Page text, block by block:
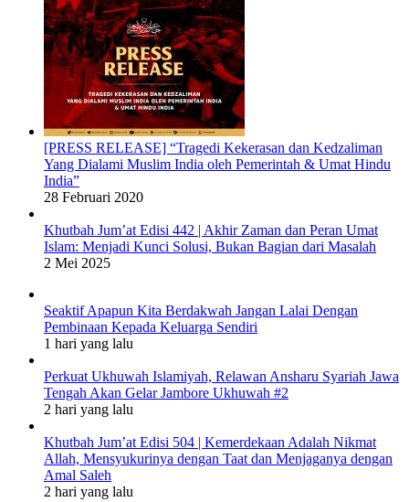
[PRESS RELEASE] “Tragedi Kekerasan dan Kedzaliman
Yang Dialami Muslim India oleh Pemerintah & Umat Hindu
India”
28 Februari 2020
Khutbah Jum’at Edisi 442 | Akhir Zaman dan Peran Umat
Islam: Menjadi Kunci Solusi, Bukan Bagian dari Masalah
2 Mei 2025
Seaktif Apapun Kita Berdakwah Jangan Lalai Dengan
Pembinaan Kepada Keluarga Sendiri
1 hari yang lalu
Perkuat Ukhuwah Islamiyah, Relawan Ansharu Syariah Jawa
Tengah Akan Gelar Jambore Ukhuwah #2
2 hari yang lalu
Khutbah Jum’at Edisi 504 | Kemerdekaan Adalah Nikmat
Allah, Mensyukurinya dengan Taat dan Menjaganya dengan
Amal Saleh
2 hari yang lalu